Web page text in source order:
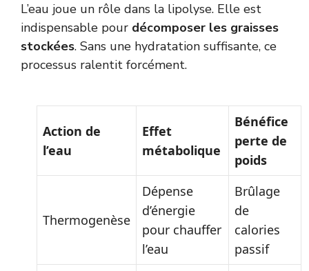
L’eau joue un rôle dans la lipolyse. Elle est
indispensable pour décomposer les graisses
stockées. Sans une hydratation suffisante, ce
processus ralentit forcément.
Action de
l’eau
Effet
métabolique
Bénéfice
perte de
poids
Thermogenèse
Dépense
d’énergie
pour chauffer
l’eau
Brûlage
de
calories
passif